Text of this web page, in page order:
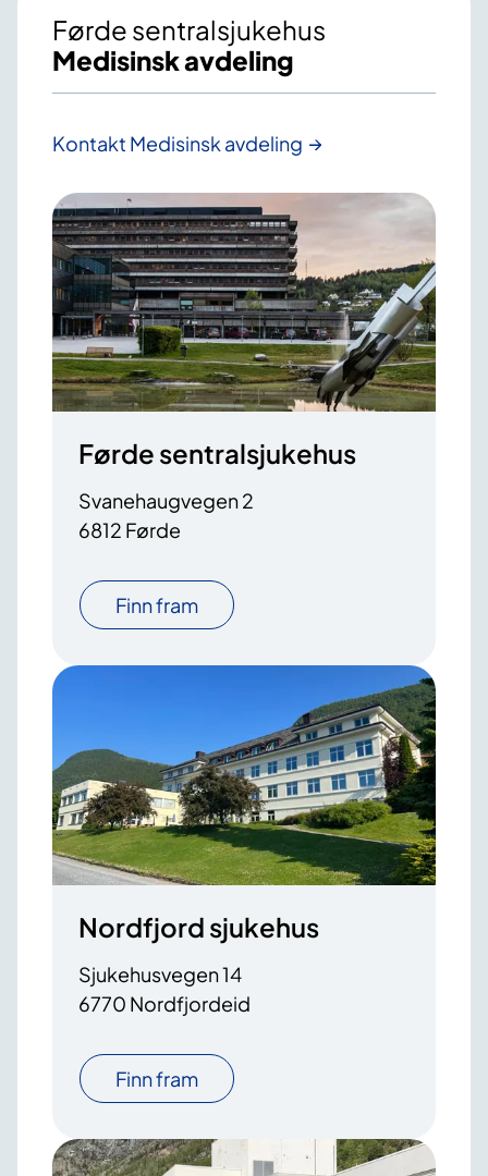
Førde sentralsjukehus
Medisinsk avdeling
Kontakt Medisinsk avdeling
Førde sentralsjukehus
Svanehaugvegen 2
6812 Førde
Finn fram
Nordfjord sjukehus
Sjukehusvegen 14
6770 Nordfjordeid
Finn fram